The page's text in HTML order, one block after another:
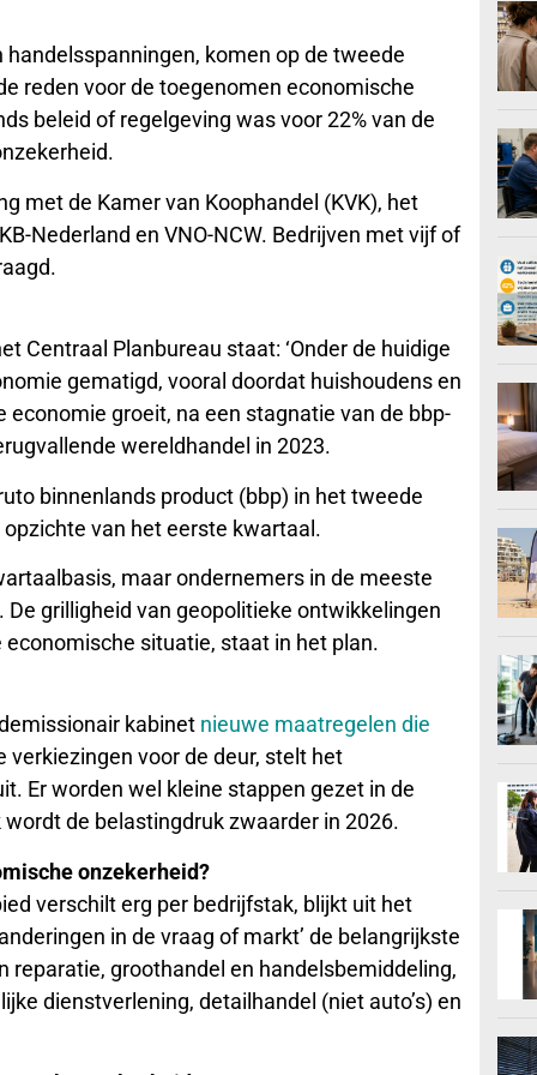
komen op de tweede
reden voor de toegenomen economische
beleid of regelgeving was voor 22% van de
met de Kamer van Koophandel (KVK), het
Nederland en VNO-NCW. Bedrijven met vijf of
Centraal Planbureau staat: ‘Onder de huidige
gematigd, vooral doordat huishoudens en
economie groeit, na een stagnatie van de bbp-
wereldhandel in 2023.
binnenlands product (bbp) in het tweede
van het eerste kwartaal.
maar ondernemers in de meeste
grilligheid van geopolitieke ontwikkelingen
situatie, staat in het plan.
kabinet nieuwe maatregelen die
verkiezingen voor de deur, stelt het
Er worden wel kleine stappen gezet in de
de belastingdruk zwaarder in 2026.
onzekerheid?
verschilt erg per bedrijfstak, blijkt uit het
in de vraag of markt’ de belangrijkste
reparatie, groothandel en handelsbemiddeling,
dienstverlening, detailhandel (niet auto’s) en